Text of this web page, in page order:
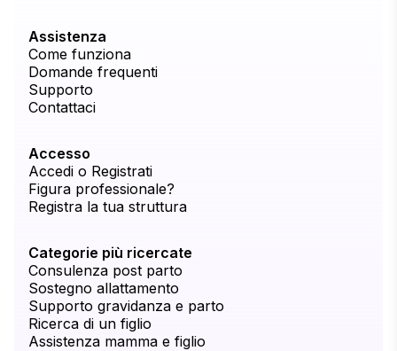
Assistenza
Come funziona
Domande frequenti
Supporto
Contattaci
Accesso
Accedi o Registrati
Figura professionale?
Registra la tua struttura
Categorie più ricercate
Consulenza post parto
Sostegno allattamento
Supporto gravidanza e parto
Ricerca di un figlio
Assistenza mamma e figlio